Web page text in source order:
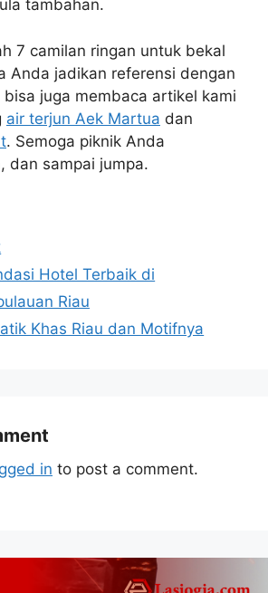
tambahan.
7 camilan ringan untuk bekal
Anda jadikan referensi dengan
juga membaca artikel kami
air terjun Aek Martua dan
. Semoga piknik Anda
dan sampai jumpa.
Hotel Terbaik di
Riau
Khas Riau dan Motifnya
in to post a comment.